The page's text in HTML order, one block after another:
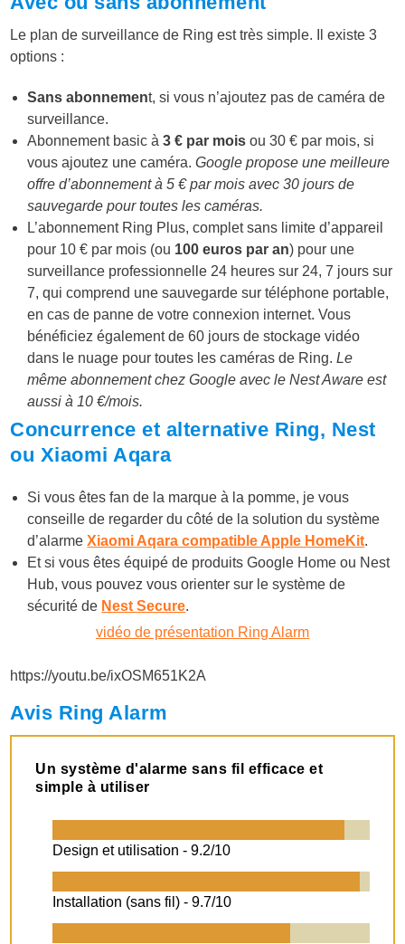
Le plan de surveillance de Ring est très simple. Il existe 3
options :
Sans abonnement, si vous n’ajoutez pas de caméra de
surveillance.
Abonnement basic à3 € par mois ou 30 € par mois, si
vous ajoutez une caméra.Google propose une meilleure
offre d’abonnement à 5 € par mois avec 30 jours de
sauvegarde pour toutes les caméras.
L’abonnement Ring Plus, complet sans limite d’appareil
pour 10 € par mois (ou 100 euros par an) pour une
surveillance professionnelle 24 heures sur 24, 7 jours sur
7, qui comprend une sauvegarde sur téléphone portable,
en cas de panne de votre connexion internet. Vous
bénéficiez également de 60 jours de stockage vidéo
dans le nuage pour toutes les caméras de Ring.Le
même abonnement chez Google avec le Nest Aware est
aussi à 10 €/mois.
Concurrence et alternative Ring, Nest
ou Xiaomi Aqara
Si vous êtes fan de la marque à la pomme, je vous
conseille de regarder du côté de la solution du système
d’alarmeXiaomi Aqara compatible Apple HomeKit.
Et si vous êtes équipé de produits Google Home ou Nest
Hub, vous pouvez vous orienter sur le système de
sécurité de Nest Secure.
vidéo de présentation Ring Alarm
https://youtu.be/ixOSM651K2A
Avis Ring Alarm
Un système d'alarme sans fil efficace et
simple à utiliser
Design et utilisation -9.2/10
Installation (sans fil) -9.7/10